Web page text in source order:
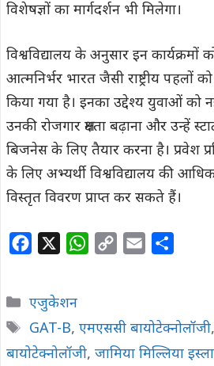
विशेषज्ञों का मार्गदर्शन भी मिलेगा।
विश्वविद्यालय के अनुसार इन कार्यक्रमों
आत्मनिर्भर भारत जैसी राष्ट्रीय पहलों
किया गया है। इनका उद्देश्य युवाओं को
उनकी रोजगार क्षमता बढ़ाना और उन्हें
बिजनेस के लिए तैयार करना है। प्रवेश
के लिए अभ्यर्थी विश्वविद्यालय की
विस्तृत विवरण प्राप्त कर सकते हैं।
e
b
o
W
s
A
L
i
l
e
Categories
एजुकेशन
Tags
GAT-B, एमएससी बायोटेक्नोलॉजी,
बायोटेक्नोलॉजी, जामिया मिल्लिया